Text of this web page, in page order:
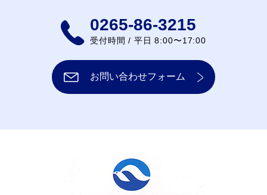
0265-86-3215
受付時間 / 平日 8:00〜17:00
お問い合わせフォーム